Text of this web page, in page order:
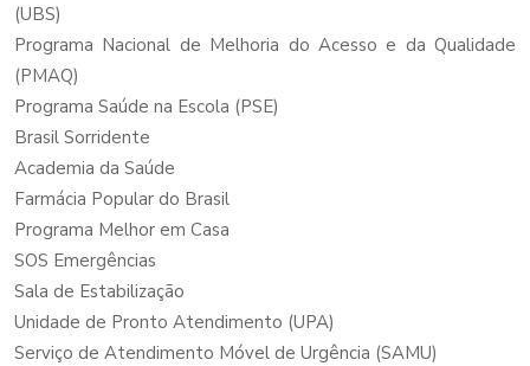
(UBS)
Programa Nacional de Melhoria do Acesso e da Qualidade
(PMAQ)
Programa Saúde na Escola (PSE)
Brasil Sorridente
Academia da Saúde
Farmácia Popular do Brasil
Programa Melhor em Casa
SOS Emergências
Sala de Estabilização
Unidade de Pronto Atendimento (UPA)
Serviço de Atendimento Móvel de Urgência (SAMU)